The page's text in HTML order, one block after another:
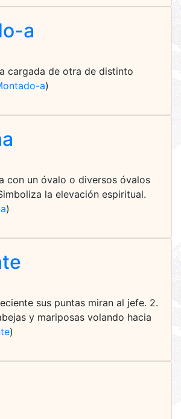
a
cargada de otra de distinto
a)
con un óvalo o diversos óvalos
la elevación espiritual.
)
sus puntas miran al jefe. 2.
y mariposas volando hacia
)